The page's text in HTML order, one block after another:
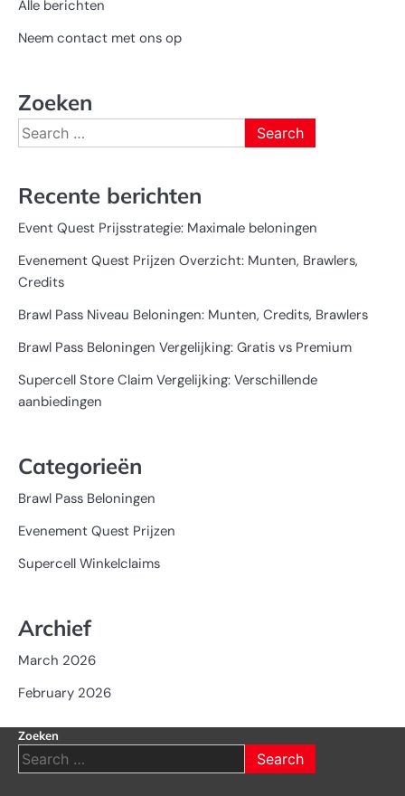
Alle berichten
Neem contact met ons op
Zoeken
Search
for:
Recente berichten
Event Quest Prijsstrategie: Maximale beloningen
Evenement Quest Prijzen Overzicht: Munten, Brawlers,
Credits
Brawl Pass Niveau Beloningen: Munten, Credits, Brawlers
Brawl Pass Beloningen Vergelijking: Gratis vs Premium
Supercell Store Claim Vergelijking: Verschillende
aanbiedingen
Categorieën
Brawl Pass Beloningen
Evenement Quest Prijzen
Supercell Winkelclaims
Archief
March 2026
February 2026
Zoeken
Search
for: